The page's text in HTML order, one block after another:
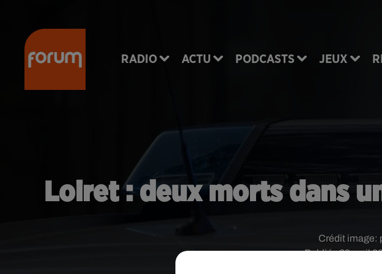
RADIO ACTU PODCASTS JEUX
Loiret : deux morts dans
Publié : 29 avril
Crédit image: